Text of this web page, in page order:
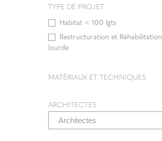
TYPE DE PROJET
Habitat < 100 lgts
Restructuration et Réhabilitation
lourde
MATÉRIAUX ET TECHNIQUES
ARCHITECTES